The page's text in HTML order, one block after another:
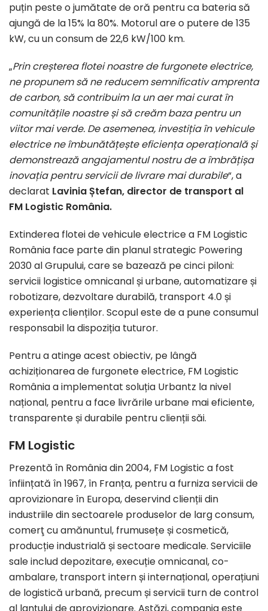
puțin peste o jumătate de oră pentru ca bateria să
ajungă de la 15% la 80%. Motorul are o putere de 135
kW, cu un consum de 22,6 kW/100 km.
„Prin creșterea flotei noastre de furgonete electrice,
ne propunem să ne reducem semnificativ amprenta
de carbon, să contribuim la un aer mai curat în
comunitățile noastre și să creăm baza pentru un
viitor mai verde. De asemenea, investiția în vehicule
electrice ne îmbunătățește eficiența operațională și
demonstrează angajamentul nostru de a îmbrățișa
inovația pentru servicii de livrare mai durabile“, a
declarat Lavinia Ștefan, director de transport al
FM Logistic România.
Extinderea flotei de vehicule electrice a FM Logistic
România face parte din planul strategic Powering
2030 al Grupului, care se bazează pe cinci piloni:
servicii logistice omnicanal și urbane, automatizare și
robotizare, dezvoltare durabilă, transport 4.0 și
experiența clienților. Scopul este de a pune consumul
responsabil la dispoziția tuturor.
Pentru a atinge acest obiectiv, pe lângă
achiziționarea de furgonete electrice, FM Logistic
România a implementat soluția Urbantz la nivel
național, pentru a face livrările urbane mai eficiente,
transparente și durabile pentru clienții săi.
FM Logistic
Prezentă în România din 2004, FM Logistic a fost
înființată în 1967, în Franța, pentru a furniza servicii de
aprovizionare în Europa, deservind clienții din
industriile din sectoarele produselor de larg consum,
comerţ cu amănuntul, frumusețe și cosmetică,
producție industrială și sectoare medicale. Serviciile
sale includ depozitare, execuție omnicanal, co-
ambalare, transport intern și internațional, operațiuni
de logistică urbană, precum și servicii turn de control